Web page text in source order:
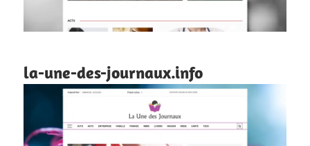
la-une-des-journaux.info